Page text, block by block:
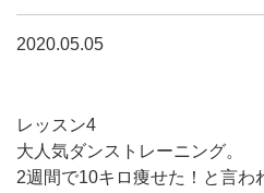
2020.05.05
レッスン4
大人気ダンストレーニング。
2週間で10キロ痩せた！と言わ